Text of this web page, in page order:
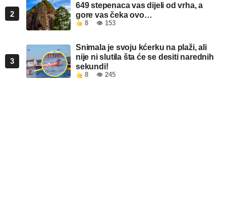
2
649 stepenaca vas dijeli od vrha, a
gore vas čeka ovo…
8 👁 153
3
Snimala je svoju kćerku na plaži, ali
nije ni slutila šta će se desiti narednih
sekundi!
8 👁 245